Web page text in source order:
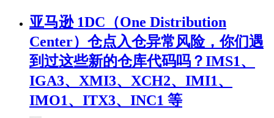
亚马逊 1DC（One Distribution
Center）仓点入仓异常风险，你们遇
到过这些新的仓库代码吗？IMS1、
IGA3、XMI3、XCH2、IMI1、
IMO1、ITX3、INC1 等